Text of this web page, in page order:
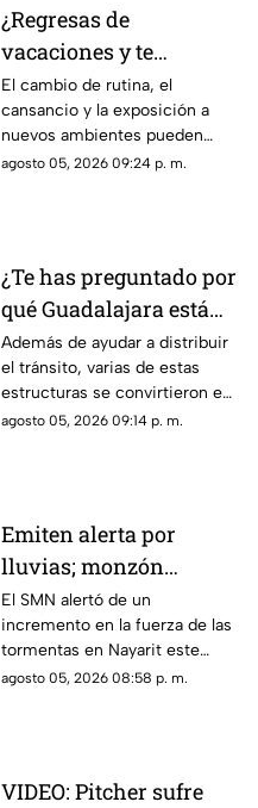
¿Regresas de
vacaciones y te
enfermas? Estas son
las razones
El cambio de rutina, el
cansancio y la exposición a
nuevos ambientes pueden
afectar al organismo justo al
agosto 05, 2026 09:24 p. m.
¿Te has preguntado por
qué Guadalajara está
llena de glorietas? Esta
es la razón
Además de ayudar a distribuir
el tránsito, varias de estas
estructuras se convirtieron en
símbolos de la ciudad y puntos
agosto 05, 2026 09:14 p. m.
Emiten alerta por
lluvias; monzón
mexicano intensificará
las tormentas en
Nayarit
El SMN alertó de un
incremento en la fuerza de las
tormentas en Nayarit este
jueves 6 de agosto
agosto 05, 2026 08:58 p. m.
VIDEO: Pitcher sufre